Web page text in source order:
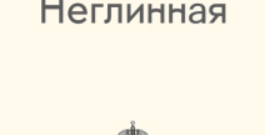
СО СМАРТФОНА